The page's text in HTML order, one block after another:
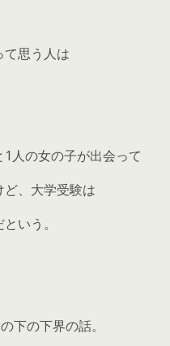
て思う人は
人の女の子が出会って
、大学受験は
いう。
下の下界の話。